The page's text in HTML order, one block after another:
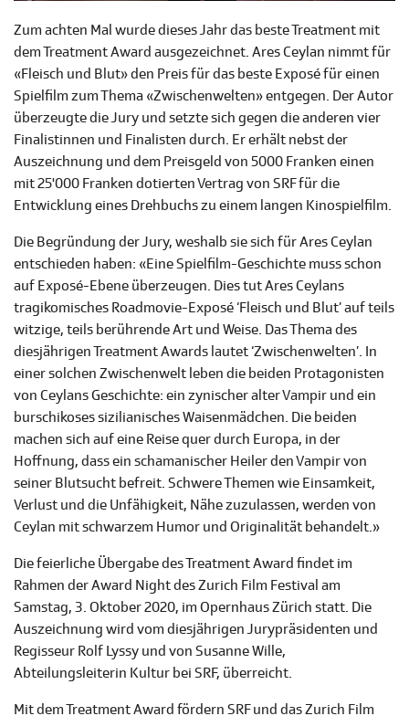
Zum achten Mal wurde dieses Jahr das beste Treatment mit
dem Treatment Award ausgezeichnet. Ares Ceylan nimmt für
«Fleisch und Blut» den Preis für das beste Exposé für einen
Spielfilm zum Thema «Zwischenwelten» entgegen. Der Autor
überzeugte die Jury und setzte sich gegen die anderen vier
Finalistinnen und Finalisten durch. Er erhält nebst der
Auszeichnung und dem Preisgeld von 5000 Franken einen
mit 25'000 Franken dotierten Vertrag von SRF für die
Entwicklung eines Drehbuchs zu einem langen Kinospielfilm.
Die Begründung der Jury, weshalb sie sich für Ares Ceylan
entschieden haben: «Eine Spielfilm-Geschichte muss schon
auf Exposé-Ebene überzeugen. Dies tut Ares Ceylans
tragikomisches Roadmovie-Exposé ‘Fleisch und Blut’ auf teils
witzige, teils berührende Art und Weise. Das Thema des
diesjährigen Treatment Awards lautet ‘Zwischenwelten’. In
einer solchen Zwischenwelt leben die beiden Protagonisten
von Ceylans Geschichte: ein zynischer alter Vampir und ein
burschikoses sizilianisches Waisenmädchen. Die beiden
machen sich auf eine Reise quer durch Europa, in der
Hoffnung, dass ein schamanischer Heiler den Vampir von
seiner Blutsucht befreit. Schwere Themen wie Einsamkeit,
Verlust und die Unfähigkeit, Nähe zuzulassen, werden von
Ceylan mit schwarzem Humor und Originalität behandelt.»
Die feierliche Übergabe des Treatment Award findet im
Rahmen der Award Night des Zurich Film Festival am
Samstag, 3. Oktober 2020, im Opernhaus Zürich statt. Die
Auszeichnung wird vom diesjährigen Jurypräsidenten und
Regisseur Rolf Lyssy und von Susanne Wille,
Abteilungsleiterin Kultur bei SRF, überreicht.
Mit dem Treatment Award fördern SRF und das Zurich Film